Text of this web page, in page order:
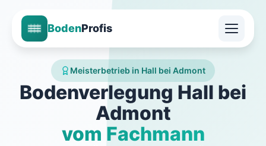
BodenProfis
Meisterbetrieb in Hall bei Admont
Bodenverlegung Hall bei
Admont
vom Fachmann